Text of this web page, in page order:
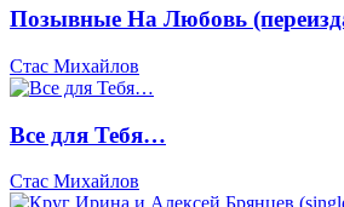
Позывные На Любовь
Стас Михайлов
Все для Тебя…
Стас Михайлов